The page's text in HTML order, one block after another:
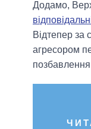
Додамо,
Відтепер за
агресором
позбавлення